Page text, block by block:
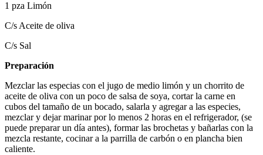
1 pza Limón
C/s Aceite de oliva
C/s Sal
Preparación
Mezclar las especias con el jugo de medio limón y un chorrito de
aceite de oliva con un poco de salsa de soya, cortar la carne en
cubos del tamaño de un bocado, salarla y agregar a las especies,
mezclar y dejar marinar por lo menos 2 horas en el refrigerador, (se
puede preparar un día antes), formar las brochetas y bañarlas con la
mezcla restante, cocinar a la parrilla de carbón o en plancha bien
caliente.